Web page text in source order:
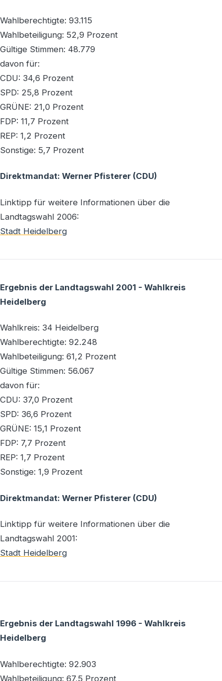
Wahlberechtigte: 93.115
Wahlbeteiligung: 52,9 Prozent
Gültige Stimmen: 48.779
davon für:
CDU: 34,6 Prozent
SPD: 25,8 Prozent
GRÜNE: 21,0 Prozent
FDP: 11,7 Prozent
REP: 1,2 Prozent
Sonstige: 5,7 Prozent
Direktmandat: Werner Pfisterer (CDU)
Linktipp für weitere Informationen über die
Landtagswahl 2006:
Stadt Heidelberg
Ergebnis der Landtagswahl 2001 - Wahlkreis
Heidelberg
Wahlkreis: 34 Heidelberg
Wahlberechtigte: 92.248
Wahlbeteiligung: 61,2 Prozent
Gültige Stimmen: 56.067
davon für:
CDU: 37,0 Prozent
SPD: 36,6 Prozent
GRÜNE: 15,1 Prozent
FDP: 7,7 Prozent
REP: 1,7 Prozent
Sonstige: 1,9 Prozent
Direktmandat: Werner Pfisterer (CDU)
Linktipp für weitere Informationen über die
Landtagswahl 2001:
Stadt Heidelberg
Ergebnis der Landtagswahl 1996 - Wahlkreis
Heidelberg
Wahlberechtigte: 92.903
Wahlbeteiligung: 67,5 Prozent